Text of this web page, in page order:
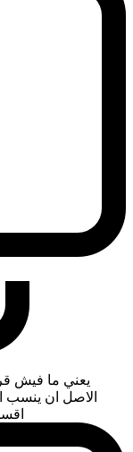
يعني ما فيش
الاصل ان ينسب